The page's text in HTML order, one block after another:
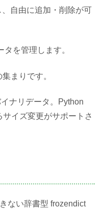
自由に追加・削除が可
を管理します。
まりです。
ナリデータ。Python
イズ変更がサポートさ
ない辞書型 frozendict